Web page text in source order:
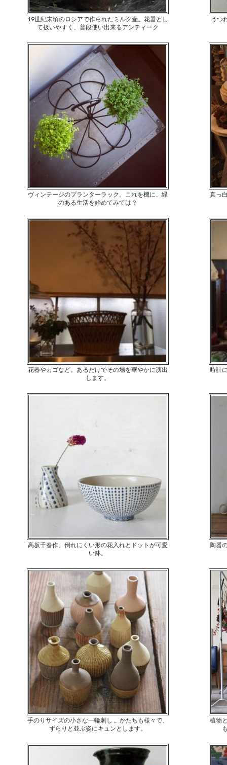
19世紀末頃のロシアで作られたミルク壷。花器とし
て扱いやすく、普段使い出来るアンティーク
うつ
ヴィンテージのプランターラック。これを機に、緑
のある生活を始めてみては？
真っ
花器やカゴなど。あるだけでその場を華やかに演出
します。
時計
高坂千春作、倒れにくい形の花入れとドットが可愛
い鉢。
陶器
手のりサイズの小さな一輪刺し 。かたちも様々で、
ずらりと並ぶ姿にキュンとします。
植物